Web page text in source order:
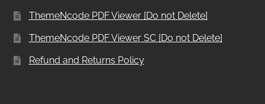
ThemeNcode PDF Viewer [Do not Delete]
ThemeNcode PDF Viewer SC [Do not Delete]
Refund and Returns Policy